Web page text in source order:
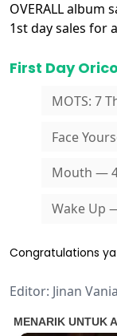
OVERALL album
1st day sales for
First Day
MOTS: 7
Face
Mouth —
Wake Up
Congratulations ya
Editor: Jinan